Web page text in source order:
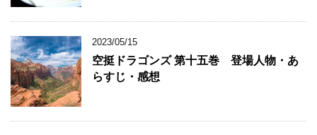
2023/05/15
空挺ドラゴンズ 第十五巻 登場人物・あ
らすじ・感想